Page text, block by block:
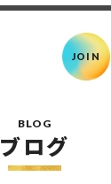
JOIN
BLOG
ブログ